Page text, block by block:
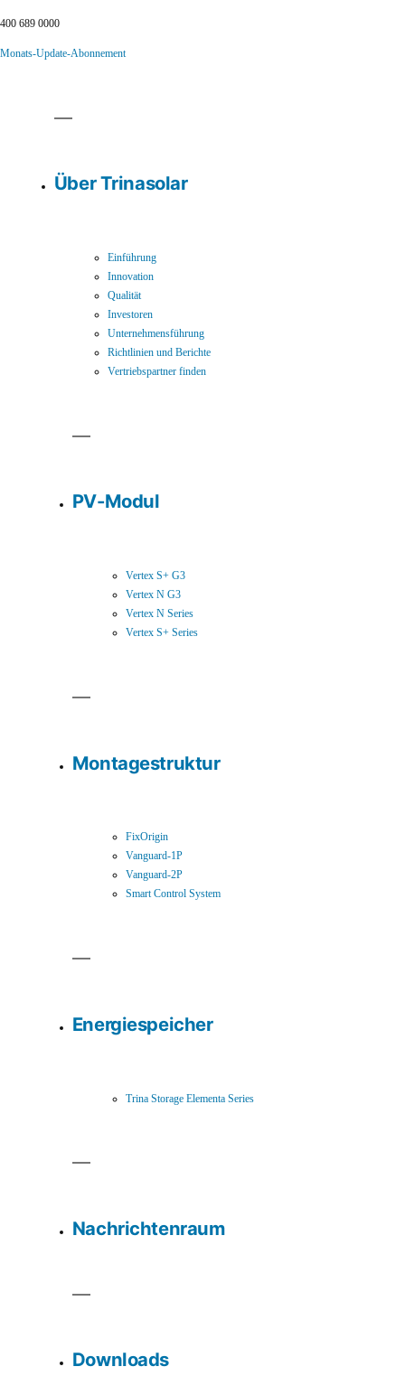
400 689 0000
Monats-Update-Abonnement
Über Trinasolar
Einführung
Innovation
Qualität
Investoren
Unternehmensführung
Richtlinien und Berichte
Vertriebspartner finden
PV-Modul
Vertex S+ G3
Vertex N G3
Vertex N Series
Vertex S+ Series
Montagestruktur
FixOrigin
Vanguard-1P
Vanguard-2P
Smart Control System
Energiespeicher
Trina Storage Elementa Series
Nachrichtenraum
Downloads